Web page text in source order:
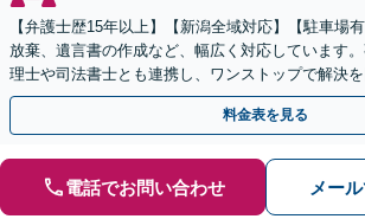
【弁護士歴15年以上】【新潟全域対応】【駐車場
放棄、遺言書の作成など、幅広く対応しています
理士や司法書士とも連携し、ワンストップで解決
を防ぐためにもぜひご相談ください。【分割払い
料金表を見る
電話でお問い合わせ メー